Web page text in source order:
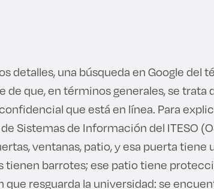
detalles, una búsqueda en Google del
que, en términos generales, se trata
que está en línea. Para
Sistemas de Información del ITESO
ventanas, patio, y esa puerta tiene
tienen barrotes; ese patio tiene
resguarda la universidad: se